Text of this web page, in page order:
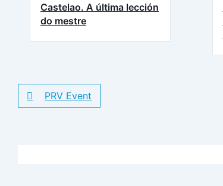
Castelao. A última lección
do mestre
PRV Event